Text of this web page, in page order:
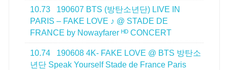
10.73
190607 BTS (방탄소년단) LIVE IN
PARIS – FAKE LOVE ♪ @ STADE DE
FRANCE by Nowayfarer ᴴᴰ CONCERT
10.74
190608 4K- FAKE LOVE @ BTS 방탄소
년단 Speak Yourself Stade de France Paris